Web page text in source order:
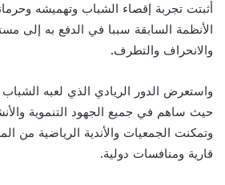
أثبتت تجربة إقصاء الشباب وتهميشه
الأنظمة السابقة سببا في الدفع به إلى
والانحراف والتطرف.
واستعرض الدور الريادي الذي لعبه الشباب
حيث ساهم في جميع الجهود التنموية
وتمكنت الجمعيات والأندية الرياضية من
قارية ومنافسات دولية.